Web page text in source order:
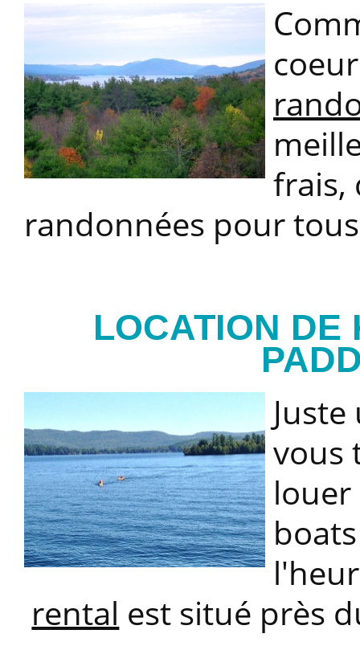
frais,
randonnées pour
LOCATION DE
vous
louer
rental est situé près